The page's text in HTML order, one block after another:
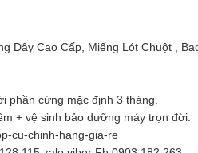
Dây Cao Cấp, Miếng Lót Chuột ,
phần cứng mặc định 3 tháng.
+ vệ sinh bảo dưỡng máy trọn đời.
cu-chinh-hang-gia-re